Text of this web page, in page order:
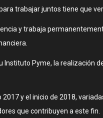
trabajar juntos tiene que
y trabaja
Instituto Pyme, la realización
y el inicio de 2018,
que contribuyen a este fin.